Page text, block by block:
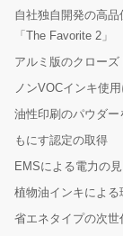
自社独自開発の高
「The Favorite 2」
アルミ版のクロー
ノンVOCインキ使
油性印刷のパウダ
もにす認定の取得
EMSによる電力の
植物油インキによる
省エネタイプの次世